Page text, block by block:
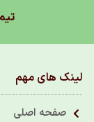
لینک های مهم
صفحه اصلی